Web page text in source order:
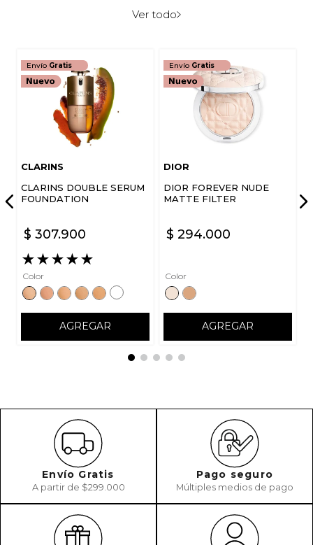
Ver todo
Envío Gratis
CLARINS
CLARINS DOUBLE SERUM
FOUNDATION
$ 307.900
★★★★★
Color
AGREGAR
Envío Gratis
DIOR
DIOR FOREVER NUDE
MATTE FILTER
$ 294.000
Color
AGREGAR
Envío Gratis
A partir de $299.000
Pago seguro
Múltiples medios de pago